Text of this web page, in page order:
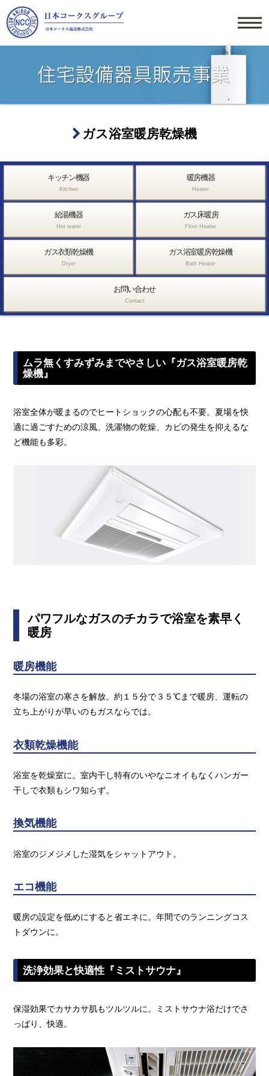
ガス浴室暖房乾燥機
キッチン機器
Kitchen
暖房機器
Heater
給湯機器
Hot water
ガス床暖房
Floor Heater
ガス衣類乾燥機
Dryer
ガス浴室暖房乾燥機
Bath Heater
お問い合わせ
Contact
ムラ無くすみずみまでやさしい『ガス浴室暖房乾
燥機』
浴室全体が暖まるのでヒートショックの心配も不要。夏場を快
適に過ごすための涼風、洗濯物の乾燥、カビの発生を抑えるな
ど機能も多彩。
パワフルなガスのチカラで浴室を素早く
暖房
暖房機能
冬場の浴室の寒さを解放。約１５分で３５℃まで暖房、運転の
立ち上がりが早いのもガスならでは。
衣類乾燥機能
浴室を乾燥室に。室内干し特有のいやなニオイもなくハンガー
干しで衣類もシワ知らず。
換気機能
浴室のジメジメした湿気をシャットアウト。
エコ機能
暖房の設定を低めにすると省エネに。年間でのランニングコス
トダウンに。
洗浄効果と快適性『ミストサウナ』
保湿効果でカサカサ肌もツルツルに。ミストサウナ浴だけでさ
っぱり、快適。